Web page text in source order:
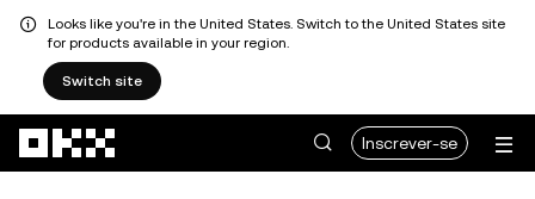
Looks like you're in the United States. Switch to the United States site
for products available in your region.
Switch site
Inscrever-se